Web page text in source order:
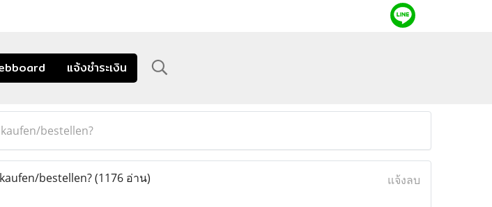
แจ้งชำระเงิน
bestellen?
bestellen?(1176 อ่าน) แจ้งลบ